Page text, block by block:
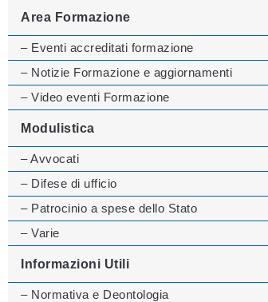
Area Formazione
– Eventi accreditati formazione
– Notizie Formazione e aggiornamenti
– Video eventi Formazione
Modulistica
– Avvocati
– Difese di ufficio
– Patrocinio a spese dello Stato
– Varie
Informazioni Utili
– Normativa e Deontologia